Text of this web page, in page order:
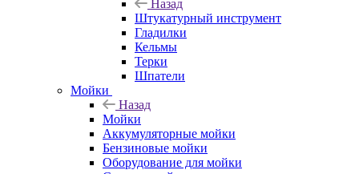
Назад
Штукатурный инструмент
Гладилки
Кельмы
Терки
Шпатели
Мойки
Назад
Мойки
Аккумуляторные мойки
Бензиновые мойки
Оборудование для мойки